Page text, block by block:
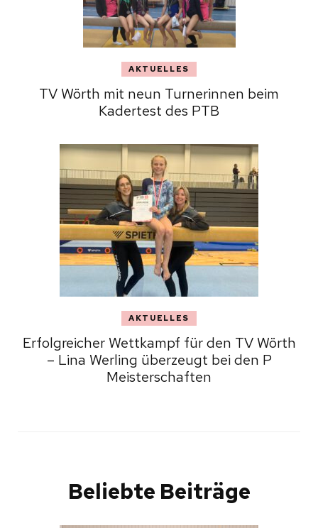
AKTUELLES
TV Wörth mit neun Turnerinnen beim
Kadertest des PTB
AKTUELLES
Erfolgreicher Wettkampf für den TV Wörth
– Lina Werling überzeugt bei den P
Meisterschaften
Beliebte Beiträge